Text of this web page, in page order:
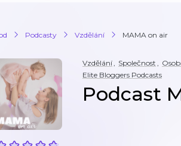
Podcasty Vzdělání MAMA on air
Vzdělání, Společnost ,
Elite Bloggers Podcasts
Podcast